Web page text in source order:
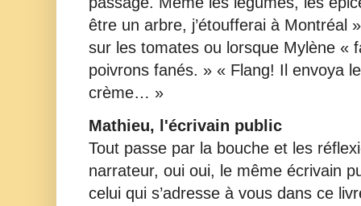
être un arbre, j’étoufferai à Montréal
sur les tomates ou lorsque Mylène «
poivrons fanés. » « Flang! Il envoya
crème… »
Mathieu, l'écrivain public
Tout passe par la bouche et les
narrateur, oui oui, le même écrivain
celui qui s’adresse à vous dans ce